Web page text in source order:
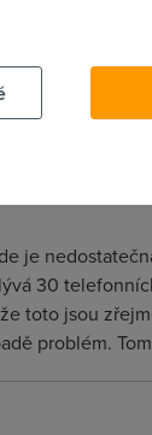
jinak GL HF v
je
30
toto jsou
problém.